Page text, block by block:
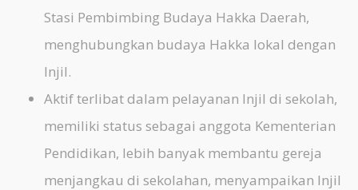
Stasi Pembimbing Budaya Hakka Daerah,
menghubungkan budaya Hakka lokal dengan
Injil.
Aktif terlibat dalam pelayanan Injil di sekolah,
memiliki status sebagai anggota Kementerian
Pendidikan, lebih banyak membantu gereja
menjangkau di sekolahan, menyampaikan Injil